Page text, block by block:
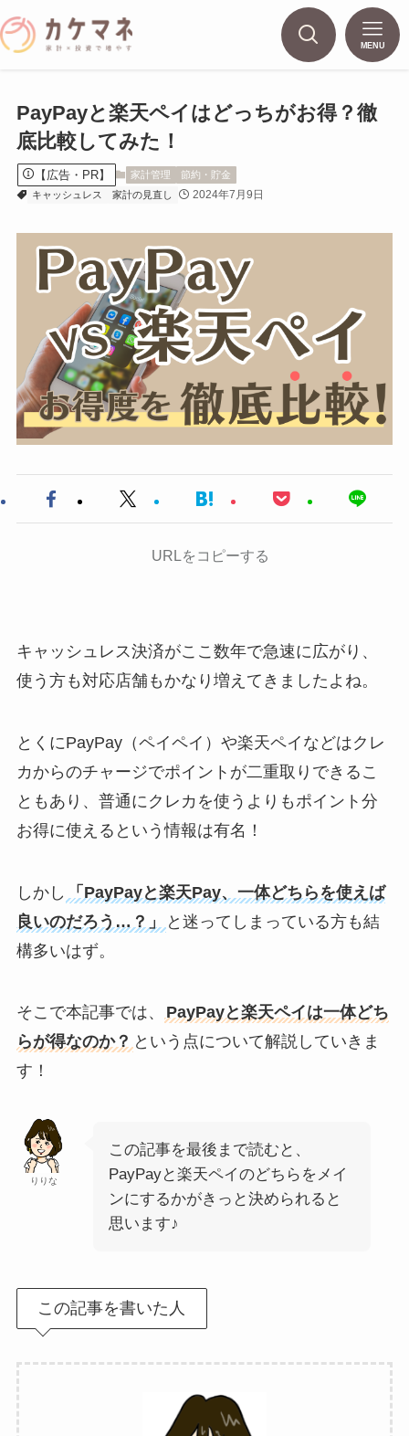
MENU
PayPayと楽天ペイはどっちがお得？徹
底比較してみた！
【広告・PR】 家計管理
節約・貯金
キャッシュレス
家計の見直し 2024年7月9日
URLをコピーする
キャッシュレス決済がここ数年で急速に広がり、
使う方も対応店舗もかなり増えてきましたよね。
とくにPayPay（ペイペイ）や楽天ペイなどはクレ
カからのチャージでポイントが二重取りできるこ
ともあり、普通にクレカを使うよりもポイント分
お得に使えるという情報は有名！
しかし
「PayPayと楽天Pay、一体どちらを使えば
良いのだろう…？」
と迷ってしまっている方も結
構多いはず。
そこで本記事では、
PayPayと楽天ペイは一体どち
らが得なのか？ という点について解説していきま
す！
りりな
この記事を最後まで読むと、
PayPayと楽天ペイのどちらをメイ
ンにするかがきっと決められると
思います♪
この記事を書いた人